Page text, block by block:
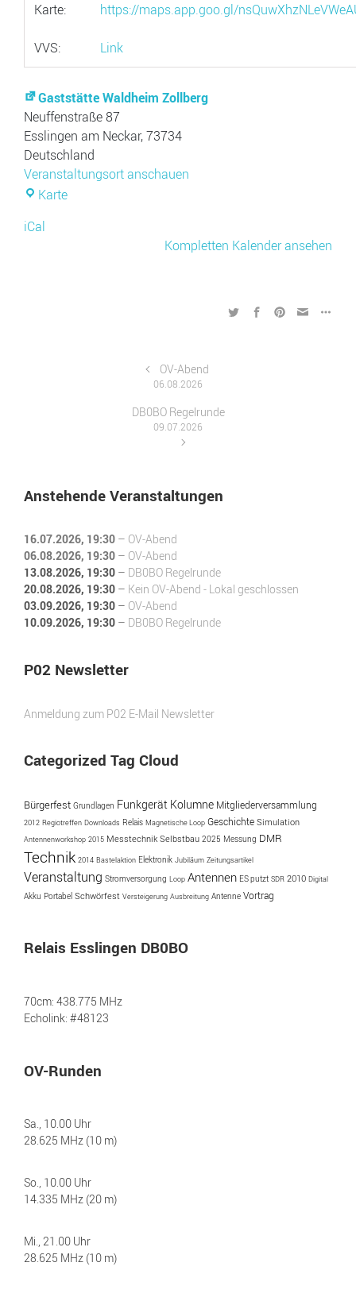
Karte: https://maps.app.goo.gl/
VVS: Link
Gaststätte Waldheim Zollberg
Neuffenstraße 87
Esslingen am Neckar,73734
Deutschland
Veranstaltungsort anschauen
KarteGaststätte
iCal
Kompletten Kalender ansehen
OV-Abend
06.08.2026
DB0BO Regelrunde
09.07.2026
Anstehende Veranstaltungen
16.07.2026, 19:30 – OV-Abend
06.08.2026, 19:30 – OV-Abend
13.08.2026, 19:30 – DB0BO Regelrunde
20.08.2026, 19:30 – Kein OV-Abend - Lokal geschlossen
03.09.2026, 19:30 – OV-Abend
10.09.2026, 19:30 – DB0BO Regelrunde
P02 Newsletter
Anmeldung zum P02 E-Mail Newsletter
Categorized Tag Cloud
Bürgerfest Grundlagen Funkgerät Kolumne Mitgliederversammlung
2012 Regiotreffen Downloads Relais Magnetische Loop Geschichte Simulation
Antennenworkshop 2015 Messtechnik Selbstbau 2025 Messung DMR
Technik 2014 Bastelaktion Elektronik Jubiläum Zeitungsartikel
Veranstaltung Stromversorgung Loop Antennen ES putzt SDR 2010 Digital
Akku Portabel Schwörfest Versteigerung Ausbreitung Antenne Vortrag
Relais Esslingen DB0BO
70cm: 438.775 MHz
Echolink: #48123
OV-Runden
Sa., 10.00 Uhr
28.625 MHz (10 m)
So., 10.00 Uhr
14.335 MHz (20 m)
Mi., 21.00 Uhr
28.625 MHz (10 m)